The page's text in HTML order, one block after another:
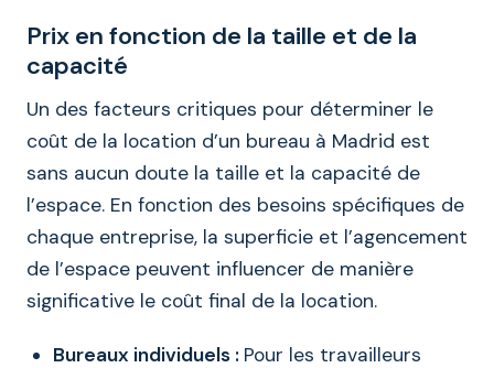
Prix en fonction de la taille et de la
capacité
Un des facteurs critiques pour déterminer le
coût de la location d’un bureau à Madrid est
sans aucun doute la taille et la capacité de
l’espace. En fonction des besoins spécifiques de
chaque entreprise, la superficie et l’agencement
de l’espace peuvent influencer de manière
significative le coût final de la location.
Bureaux individuels : Pour les travailleurs